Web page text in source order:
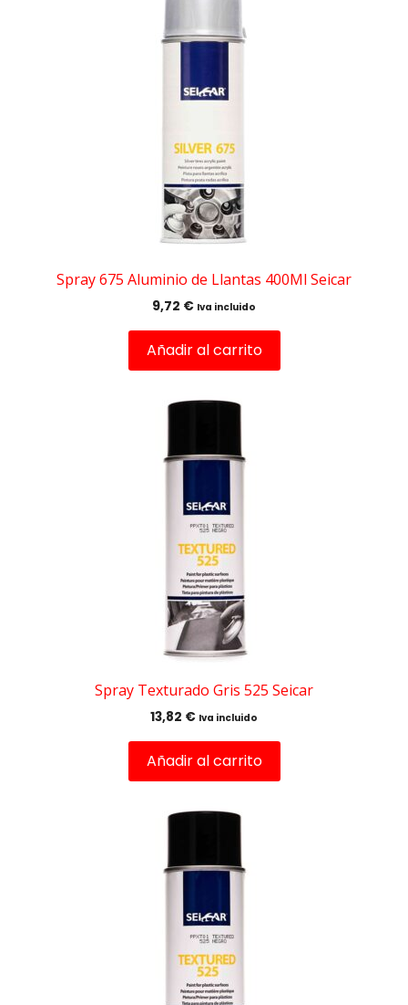
Spray 675 Aluminio de Llantas 400Ml Seicar
9,72 € Iva incluido
Añadir al carrito
Spray Texturado Gris 525 Seicar
13,82 € Iva incluido
Añadir al carrito